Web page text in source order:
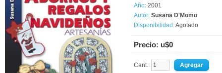
Año: 2001
Autor: Susana D'Momo
Disponibilidad:Agotado
Precio: u$0
Cant.: